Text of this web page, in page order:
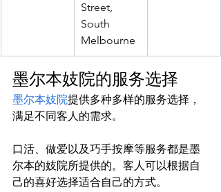
Street,
South
Melbourne
墨尔本妓院的服务选择
墨尔本妓院提供多种多样的服务选择，
口活、做爱以及巧手按摩等服务都是墨
尔本的妓院所提供的。客人可以根据自
己的喜好选择适合自己的方式。